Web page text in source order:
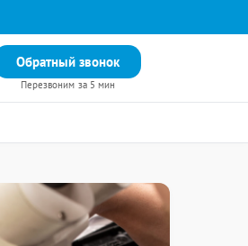
Обратный звонок
Перезвоним за 5 мин